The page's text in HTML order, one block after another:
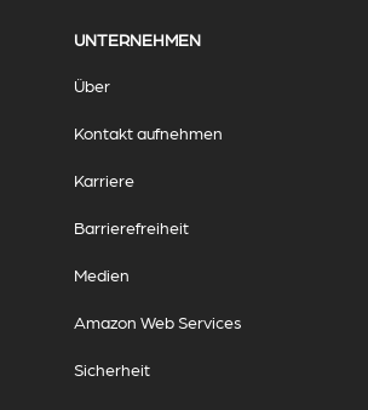
UNTERNEHMEN
Über
Kontakt aufnehmen
Karriere
Barrierefreiheit
Medien
Amazon Web Services
Sicherheit